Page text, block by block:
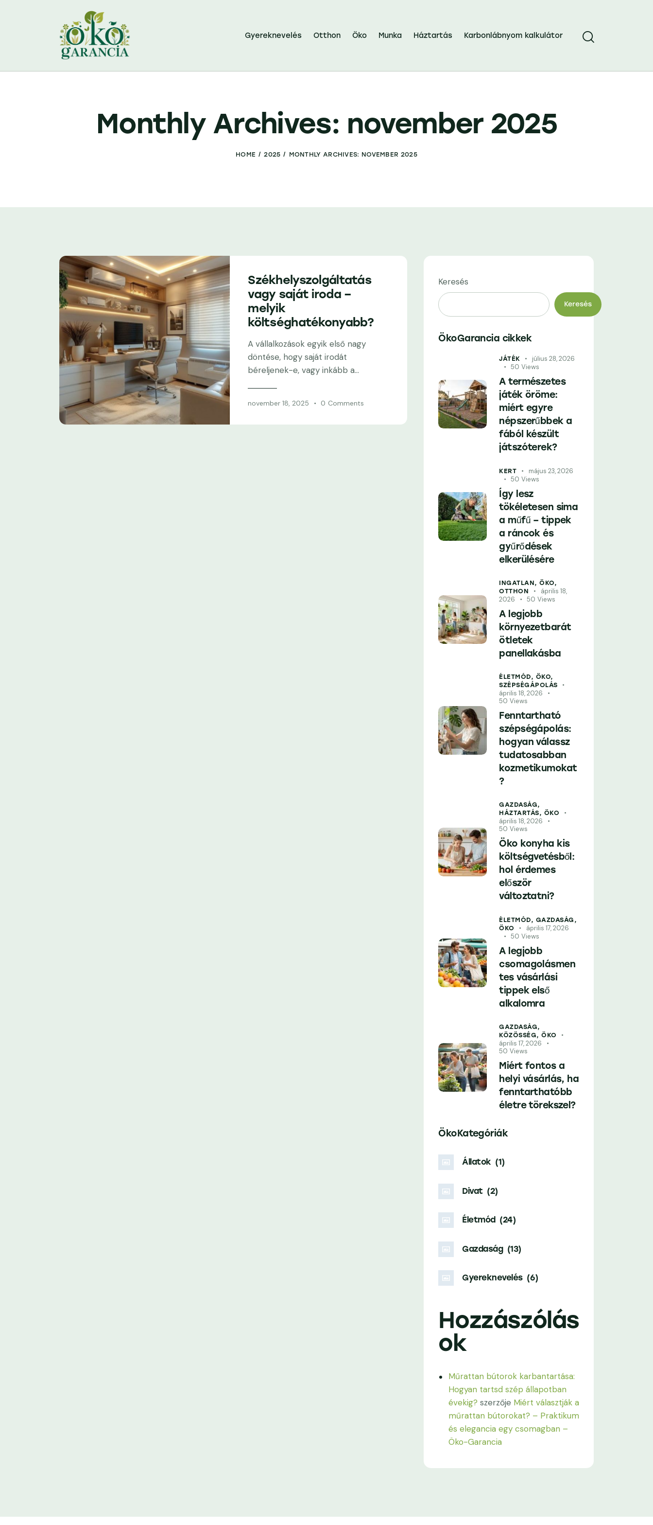
Gyereknevelés Otthon Öko Munka Háztartás Karbonlábnyom kalkulátor
Monthly Archives: november 2025
HOME 2025 MONTHLY ARCHIVES: NOVEMBER 2025
Székhelyszolgáltatás
vagy saját iroda –
melyik
költséghatékonyabb?
A vállalkozások egyik első nagy
döntése, hogy saját irodát
béreljenek-e, vagy inkább a…
november 18, 2025 0 Comments
Keresés
Keresés
ÖkoGarancia cikkek
JÁTÉK
július 28, 2026
50 Views
A természetes
játék öröme:
miért egyre
népszerűbbek a
fából készült
játszóterek?
KERT
május 23, 2026
50 Views
Így lesz
tökéletesen sima
a műfű – tippek
a ráncok és
gyűrődések
elkerülésére
INGATLAN,ÖKO,
OTTHON
április 18,
2026
50 Views
A legjobb
környezetbarát
ötletek
panellakásba
ÉLETMÓD, ÖKO,
SZÉPSÉGÁPOLÁS
április 18, 2026
50 Views
Fenntartható
szépségápolás:
hogyan válassz
tudatosabban
kozmetikumokat
?
GAZDASÁG,
HÁZTARTÁS, ÖKO
április 18, 2026
50 Views
Öko konyha kis
költségvetésből:
hol érdemes
először
változtatni?
ÉLETMÓD, GAZDASÁG,
ÖKO
április 17, 2026
50 Views
A legjobb
csomagolásmen
tes vásárlási
tippek első
alkalomra
GAZDASÁG,
KÖZÖSSÉG,ÖKO
április 17, 2026
50 Views
Miért fontos a
helyi vásárlás, ha
fenntarthatóbb
életre törekszel?
ÖkoKategóriák
Állatok (1)
Divat (2)
Életmód (24)
Gazdaság (13)
Gyereknevelés (6)
Hozzászólás
ok
Műrattan bútorok karbantartása:
Hogyan tartsd szép állapotban
évekig? szerzője Miért választják a
műrattan bútorokat? – Praktikum
és elegancia egy csomagban –
Öko-Garancia